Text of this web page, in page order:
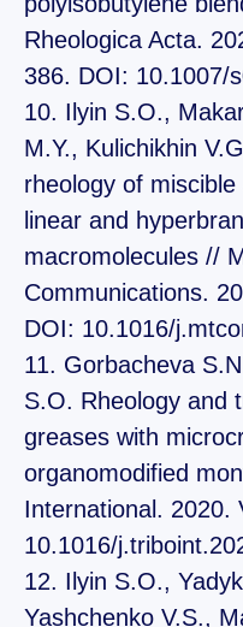
Rheologica Acta.
386. DOI: 10.1007/
10. Ilyin S.O.,
M.Y., Kulichikhin
rheology of
linear and
macromolecules //
Communications.
DOI: 10.1016/
11. Gorbacheva
S.O. Rheology and
greases with
organomodified
International. 2020.
10.1016/
12. Ilyin S.O.,
Yashchenko V.S.,